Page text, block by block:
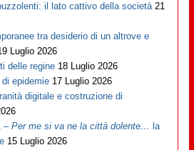
il lato cattivo della società 21
tra desiderio di un altrove e
Luglio 2026
delle regine 18 Luglio 2026
epidemie 17 Luglio 2026
digitale e costruzione di
–Per me si va ne la città dolente… la
15 Luglio 2026